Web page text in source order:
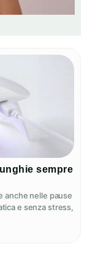
sempre
anche nelle pause
e senza stress,